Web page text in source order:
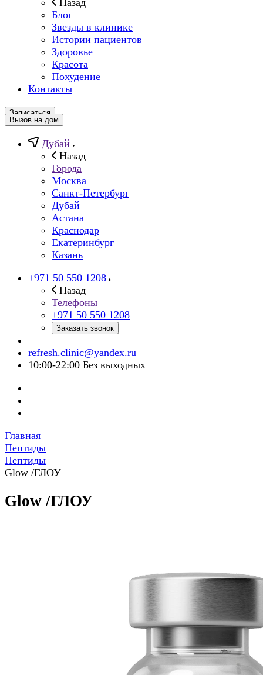
Назад
Блог
Звезды в клинике
Истории пациентов
Здоровье
Красота
Похудение
Контакты
Записаться
Вызов на дом
Дубай
Назад
Города
Москва
Санкт-Петербург
Дубай
Астана
Краснодар
Екатеринбург
Казань
+971 50 550 1208
Назад
Телефоны
+971 50 550 1208
Заказать звонок
refresh.clinic@yandex.ru
10:00-22:00 Без выходных
Главная
Пептиды
Пептиды
Glow /ГЛОУ
Glow /ГЛОУ